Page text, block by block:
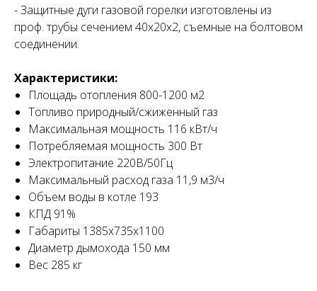
- Защитные дуги газовой горелки изготовлены из
проф. трубы сечением 40х20х2, съемные на болтовом
соединении.
Характеристики:
Площадь отопления 800-1200 м2
Топливо природный/сжиженный газ
Максимальная мощность 116 кВт/ч
Потребляемая мощность 300 Вт
Электропитание 220В/50Гц
Максимальный расход газа 11,9 м3/ч
Объем воды в котле 193
КПД 91%
Габариты 1385х735х1100
Диаметр дымохода 150 мм
Вес 285 кг